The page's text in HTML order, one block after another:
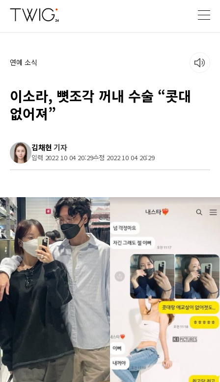
연예 소식
이소라, 뼛조각 꺼내 수술 “콧대
없어져”
김채현 기자
입력 2022 10 04 20:29수정 2022 10 04 20:29